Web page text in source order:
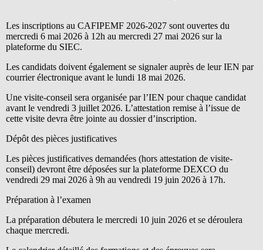
Les inscriptions au CAFIPEMF 2026-2027 sont ouvertes du
mercredi 6 mai 2026 à 12h au mercredi 27 mai 2026 sur la
plateforme du SIEC.
Les candidats doivent également se signaler auprès de leur IEN par
courrier électronique avant le lundi 18 mai 2026.
Une visite-conseil sera organisée par l’IEN pour chaque candidat
avant le vendredi 3 juillet 2026. L’attestation remise à l’issue de
cette visite devra être jointe au dossier d’inscription.
Dépôt des pièces justificatives
Les pièces justificatives demandées (hors attestation de visite-
conseil) devront être déposées sur la plateforme DEXCO du
vendredi 29 mai 2026 à 9h au vendredi 19 juin 2026 à 17h.
Préparation à l’examen
La préparation débutera le mercredi 10 juin 2026 et se déroulera
chaque mercredi.